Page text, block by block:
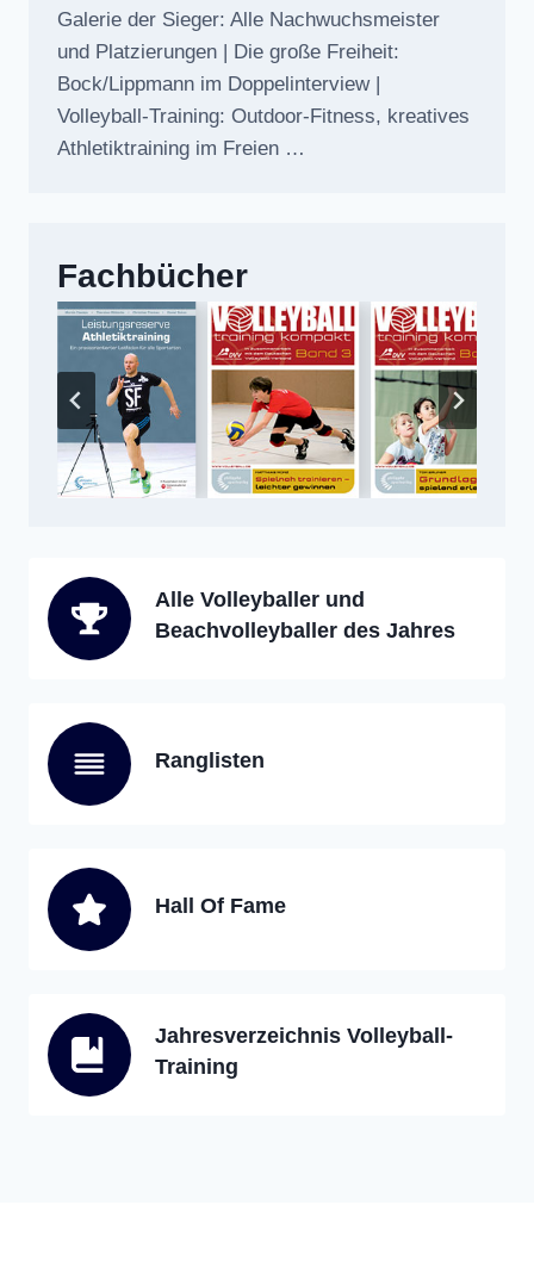
Galerie der Sieger: Alle Nachwuchsmeister
und Platzierungen | Die große Freiheit:
Bock/Lippmann im Doppelinterview |
Volleyball-Training: Outdoor-Fitness, kreatives
Athletiktraining im Freien …
Fachbücher
Alle Volleyballer und
Beachvolleyballer des Jahres
Ranglisten
Hall Of Fame
Jahresverzeichnis Volleyball-
Training